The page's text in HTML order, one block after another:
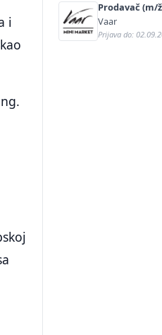
i
Prodavač (m/
Vaar
Prijava do: